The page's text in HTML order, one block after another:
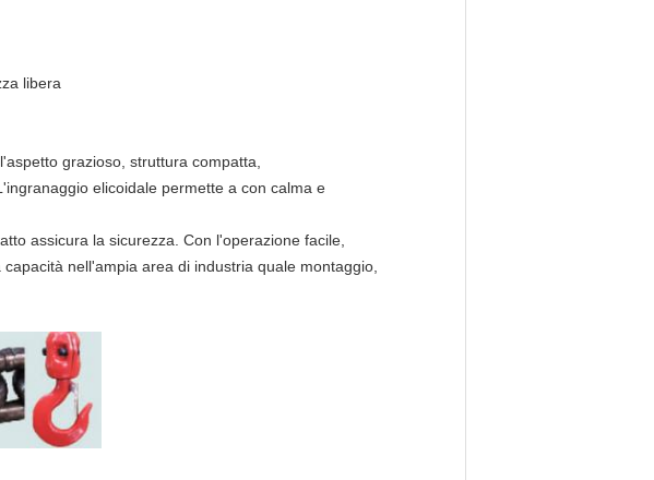
libera
grazioso, struttura compatta,
elicoidale permette a con calma e
assicura la sicurezza. Con l'operazione facile,
nell'ampia area di industria quale montaggio,